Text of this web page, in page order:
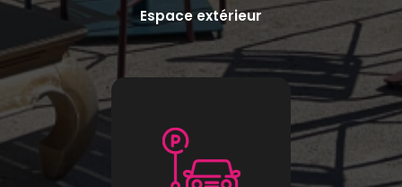
Espace extérieur